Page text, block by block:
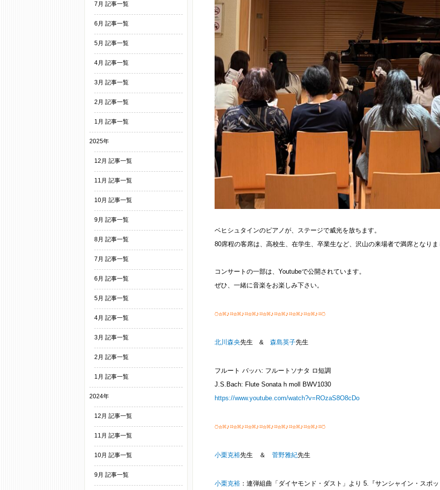
7月 記事一覧
6月 記事一覧
5月 記事一覧
4月 記事一覧
3月 記事一覧
2月 記事一覧
1月 記事一覧
2025年
12月 記事一覧
11月 記事一覧
10月 記事一覧
9月 記事一覧
8月 記事一覧
7月 記事一覧
6月 記事一覧
5月 記事一覧
4月 記事一覧
3月 記事一覧
2月 記事一覧
1月 記事一覧
2024年
12月 記事一覧
11月 記事一覧
10月 記事一覧
9月 記事一覧
ベヒシュタインのピアノが、ステージで威光を放ちます。
80席程の客席は、高校生、在学生、卒業生など、沢山の来場者で満席となり
コンサートの一部は、Youtubeで公開されています。
ぜひ、一緒に音楽をお楽しみ下さい。
⍥☆⌘♪⌗☆⌘♪⌗☆⌘♪⌗☆⌘♪⌗☆⌘♪⌗☆⌘♪⌗☆⌘♪⌗⍥
北川森央先生 & 森島英子先生
フルート バッハ: フルートソナタ ロ短調
J.S.Bach: Flute Sonata h moll BWV1030
https://www.youtube.com/watch?v=ROzaS8O8cDo
⍥☆⌘♪⌗☆⌘♪⌗☆⌘♪⌗☆⌘♪⌗☆⌘♪⌗☆⌘♪⌗☆⌘♪⌗⍥
小栗克裕先生 ＆ 菅野雅紀先生
小栗克裕 ：連弾組曲「ダイヤモンド・ダスト」より 5.『サンシャイン・スポ